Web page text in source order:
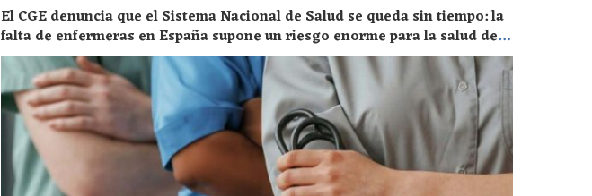
El CGE denuncia que el Sistema Nacional de Salud se queda sin tiempo: la
falta de enfermeras en España supone un riesgo enorme para la salud de
toda la población